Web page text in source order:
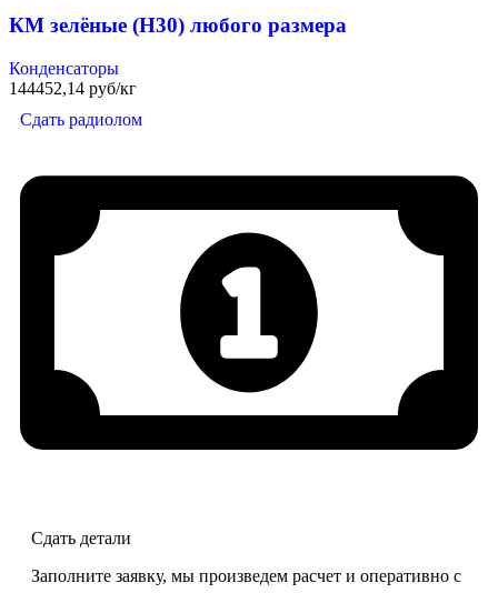
КМ зелёные (Н30) любого размера
Конденсаторы
144452,14 руб/кг
Сдать радиолом
Сдать детали
Заполните заявку, мы произведем расчет и оперативно с